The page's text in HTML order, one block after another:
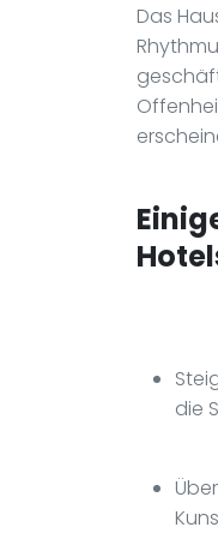
Das
die